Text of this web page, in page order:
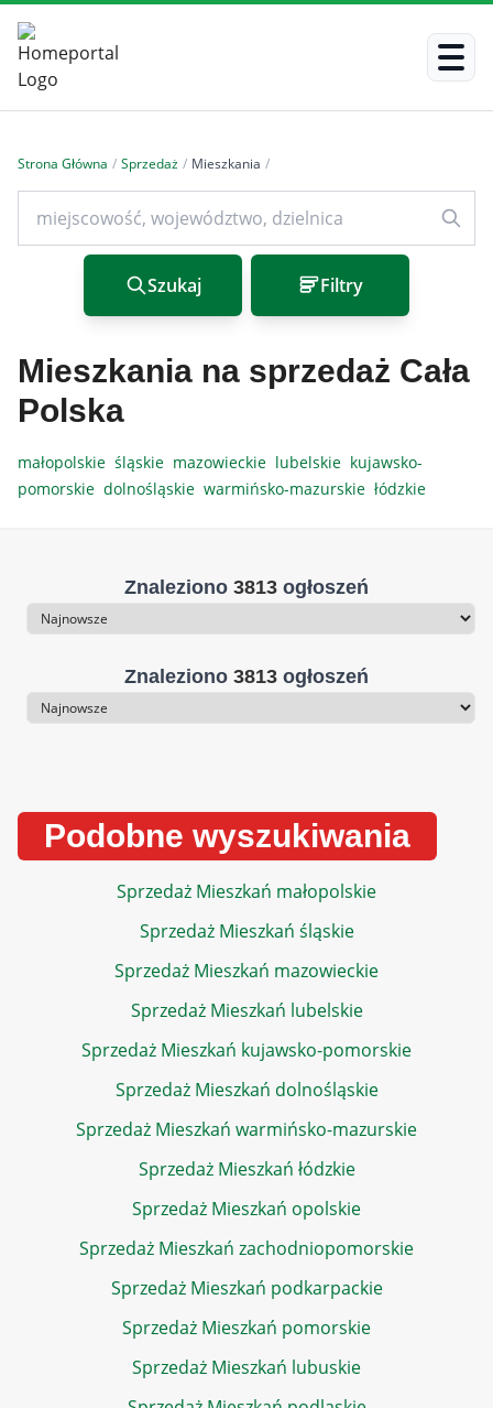
Strona Główna / Sprzedaż / Mieszkania /
Szukaj Filtry
Mieszkania na sprzedaż Cała
Polska
małopolskie śląskie mazowieckie lubelskie kujawsko-
pomorskie dolnośląskie warmińsko-mazurskie łódzkie
Znaleziono 3813 ogłoszeń
Sortowanie
Znaleziono 3813 ogłoszeń
Sortowanie
Podobne wyszukiwania
Sprzedaż Mieszkań małopolskie
Sprzedaż Mieszkań śląskie
Sprzedaż Mieszkań mazowieckie
Sprzedaż Mieszkań lubelskie
Sprzedaż Mieszkań kujawsko-pomorskie
Sprzedaż Mieszkań dolnośląskie
Sprzedaż Mieszkań warmińsko-mazurskie
Sprzedaż Mieszkań łódzkie
Sprzedaż Mieszkań opolskie
Sprzedaż Mieszkań zachodniopomorskie
Sprzedaż Mieszkań podkarpackie
Sprzedaż Mieszkań pomorskie
Sprzedaż Mieszkań lubuskie